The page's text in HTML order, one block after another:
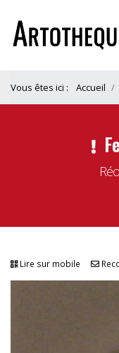
Vous êtes ici : Accueil
Lire sur mobile